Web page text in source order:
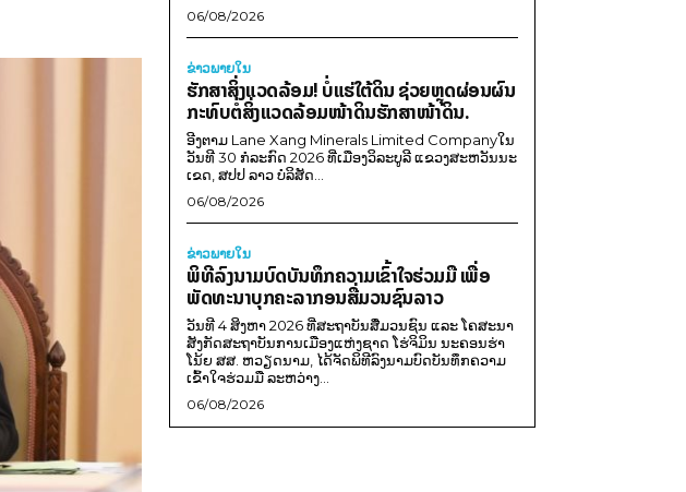
06/08/2026
ຂ່າວພາຍ​ໃນ
ຮັກສາສິ່ງແວດລ້ອມ! ບໍ່ແຮ່ໃຕ້ດິນ ຊ່ວຍຫຼຸດຜ່ອນຜົນ
ກະທົບຕໍ່ສິ່ງແວດລ້ອມໜ້າດິນຮັກສາໜ້າດິນ.
ອີງຕາມ Lane Xang Minerals Limited Companyໃນ
ວັນທີ 30 ກໍລະກົດ 2026 ທີ່ເມືອງວິລະບູລີ ແຂວງສະຫວັນນະ
ເຂດ, ສປປ ລາວ ບໍລິສັດ...
06/08/2026
ຂ່າວພາຍ​ໃນ
ພິທີລົງນາມບົດບັນທຶກຄວາມເຂົ້າໃຈຮ່ວມມື ເພື່ອ
ພັດທະນາບຸກຄະລາກອນສື່ມວນຊົນລາວ
ວັນທີ 4 ສິງຫາ 2026 ທີ່ສະຖາບັນສື່ມວນຊົນ ແລະ ໂຄສະນາ
ສັງກັດສະຖາບັນການເມືອງແຫ່ງຊາດ ໂຮ່ຈິມິນ ນະຄອນຮ່າ
ໂນ້ຍ ສສ. ຫວຽດນາມ, ໄດ້ຈັດພິທີລົງນາມບົດບັນທຶກຄວາມ
ເຂົ້າໃຈຮ່ວມມື ລະຫວ່າງ...
06/08/2026